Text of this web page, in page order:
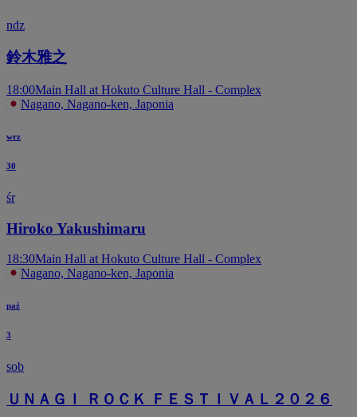
ndz
鈴木雅之
18:00Main Hall at Hokuto Culture Hall - Complex
Nagano, Nagano-ken, Japonia
wrz
30
śr
Hiroko Yakushimaru
18:30Main Hall at Hokuto Culture Hall - Complex
Nagano, Nagano-ken, Japonia
paź
3
sob
ＵＮＡＧＩ ＲＯＣＫ ＦＥＳＴＩＶＡＬ２０２６